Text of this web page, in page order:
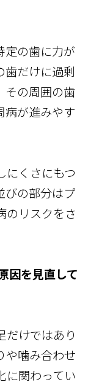
定の歯に力が
歯だけに過剰
その周囲の歯
病が進みやす
にくさにもつ
びの部分はプ
のリスクをさ
因を見直して
だけではあり
や噛み合わせ
に関わってい